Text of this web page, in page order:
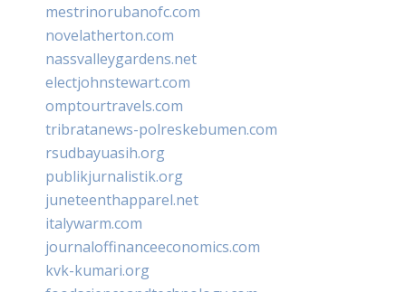
mestrinorubanofc.com
novelatherton.com
nassvalleygardens.net
electjohnstewart.com
omptourtravels.com
tribratanews-polreskebumen.com
rsudbayuasih.org
publikjurnalistik.org
juneteenthapparel.net
italywarm.com
journaloffinanceeconomics.com
kvk-kumari.org